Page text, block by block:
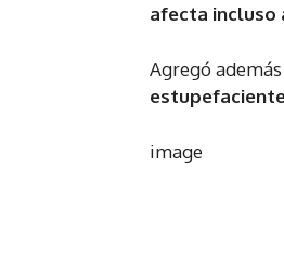
afecta incluso
Agregó
image